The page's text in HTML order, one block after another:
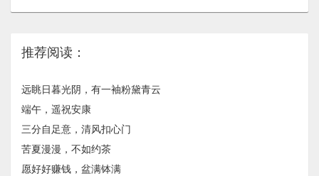
推荐阅读：
远眺日暮光阴，有一袖粉黛青云
端午，遥祝安康
三分自足意，清风扣心门
苦夏漫漫，不如约茶
愿好好赚钱，盆满钵满